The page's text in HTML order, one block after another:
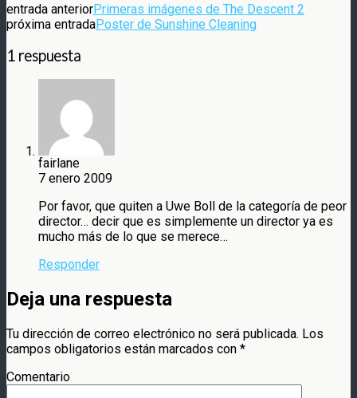
entrada anteriorPrimeras imágenes de The Descent 2
próxima entradaPoster de Sunshine Cleaning
1 respuesta
fairlane
7 enero 2009
Por favor, que quiten a Uwe Boll de la categoría de peor
director… decir que es simplemente un director ya es
mucho más de lo que se merece…
Responder
Deja una respuesta
Tu dirección de correo electrónico no será publicada. Los
campos obligatorios están marcados con *
Comentario